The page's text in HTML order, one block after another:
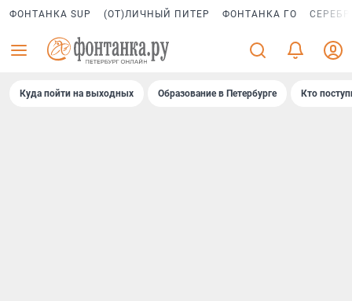
ФОНТАНКА SUP (ОТ)ЛИЧНЫЙ ПИТЕР ФОНТАНКА ГО
Куда пойти на выходных Образование в Петербурге Кто